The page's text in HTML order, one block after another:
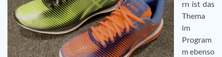
rn ist das
Thema
im
Program
m ebenso